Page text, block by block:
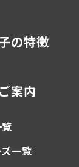
の特徴
案内
一覧